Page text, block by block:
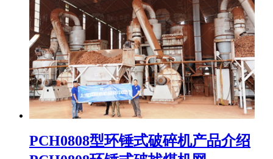
PCH0808型环锤式破碎机产品介绍